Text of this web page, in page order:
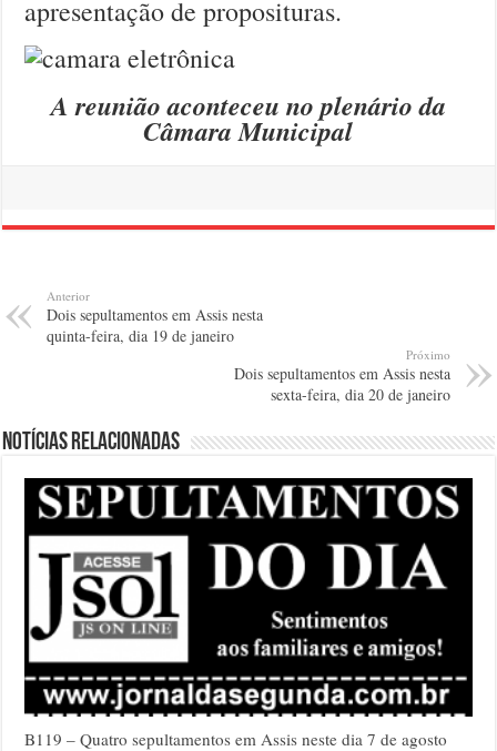
apresentação de proposituras.
A reunião aconteceu no plenário da
Câmara Municipal
Anterior
Dois sepultamentos em Assis nesta
quinta-feira, dia 19 de janeiro
Próximo
Dois sepultamentos em Assis nesta
sexta-feira, dia 20 de janeiro
Notícias relacionadas
B119 – Quatro sepultamentos em Assis neste dia 7 de agosto